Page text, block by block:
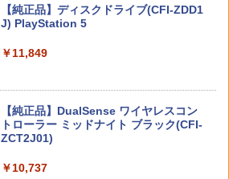
￥8,582
-ABA7A NSW2 シンゲキノキョジン 3 ツ
ウジョウ]
￥6,526
テムセット)
￥6,782
￥1,387
￥2,820
￥7,722
￥7,920
Nintendo Switch 2(日本語・国内専用)
ニンテンドープリペイド番号 9000円|オ
ンラインコード版
【純正品】ディスクドライブ(CFI-ZDD1
J) PlayStation 5
￥11,849
【純正品】DualSense ワイヤレスコン
トローラー ミッドナイト ブラック(CFI-
ZCT2J01)
￥10,737